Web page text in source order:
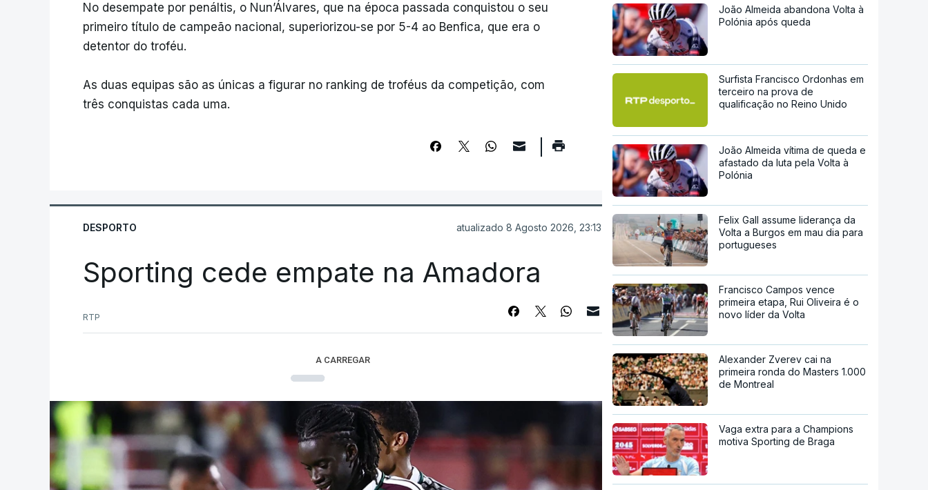
No desempate por penáltis, o Nun’Álvares, que na época passada conquistou o seu
primeiro título de campeão nacional, superiorizou-se por 5-4 ao Benfica, que era o
detentor do troféu.
As duas equipas são as únicas a figurar no ranking de troféus da competição, com
três conquistas cada uma.
DESPORTO atualizado 8 Agosto 2026, 23:13
Sporting cede empate na Amadora
RTP
A CARREGAR
João Almeida abandona Volta à
Polónia após queda
Surfista Francisco Ordonhas em
terceiro na prova de
qualificação no Reino Unido
João Almeida vítima de queda e
afastado da luta pela Volta à
Polónia
Felix Gall assume liderança da
Volta a Burgos em mau dia para
portugueses
Francisco Campos vence
primeira etapa, Rui Oliveira é o
novo líder da Volta
Alexander Zverev cai na
primeira ronda do Masters 1.000
de Montreal
Vaga extra para a Champions
motiva Sporting de Braga